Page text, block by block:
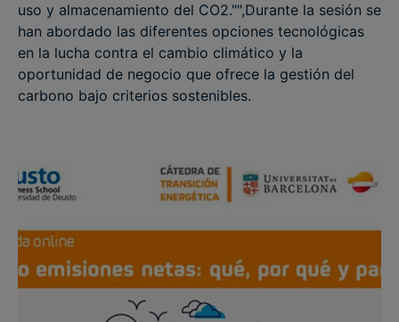
uso y almacenamiento del CO2."",Durante la sesión se
han abordado las diferentes opciones tecnológicas
en la lucha contra el cambio climático y la
oportunidad de negocio que ofrece la gestión del
carbono bajo criterios sostenibles.